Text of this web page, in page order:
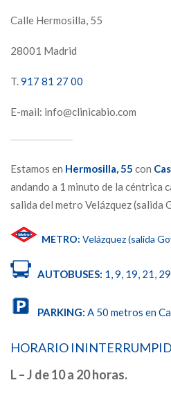
Calle Hermosilla, 55
28001 Madrid
T.917 81 27 00
E-mail: info@clinicabio.com
Estamos en Hermosilla,55 con
andando a 1 minuto de la céntrica
salida del metro Velázquez (salida
METRO: Velázquez (salida
AUTOBUSES: 1, 9, 19, 21,
PARKING: A 50 metros en
HORARIO
L – J de 10 a 20 horas.